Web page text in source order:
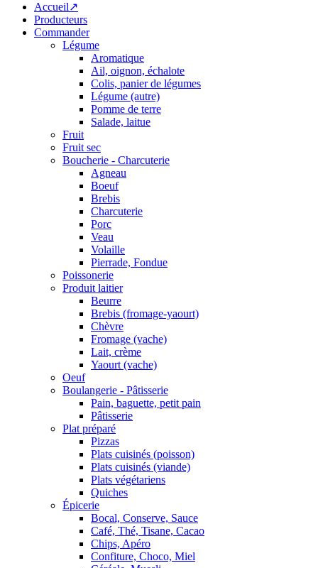
Accueil↗
Producteurs
Commander
Légume
Aromatique
Ail, oignon, échalote
Colis, panier de légumes
Légume (autre)
Pomme de terre
Salade, laitue
Fruit
Fruit sec
Boucherie - Charcuterie
Agneau
Boeuf
Brebis
Charcuterie
Porc
Veau
Volaille
Pierrade, Fondue
Poissonerie
Produit laitier
Beurre
Brebis (fromage-yaourt)
Chèvre
Fromage (vache)
Lait, crème
Yaourt (vache)
Oeuf
Boulangerie - Pâtisserie
Pain, baguette, petit pain
Pâtisserie
Plat préparé
Pizzas
Plats cuisinés (poisson)
Plats cuisinés (viande)
Plats végétariens
Quiches
Épicerie
Bocal, Conserve, Sauce
Café, Thé, Tisane, Cacao
Chips, Apéro
Confiture, Choco, Miel